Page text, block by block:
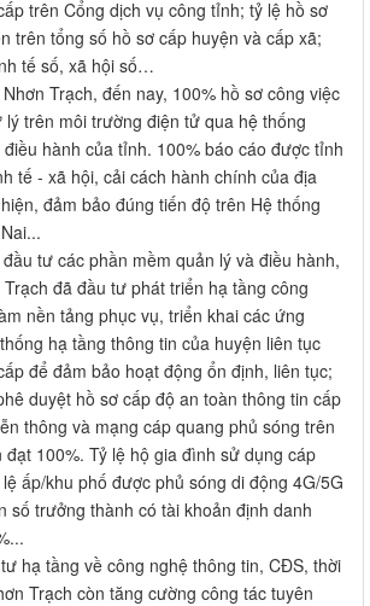
trên Cổng dịch vụ công tỉnh; tỷ lệ hồ sơ
trên tổng số hồ sơ cấp huyện và cấp xã;
tế số, xã hội số…
Trạch, đến nay, 100% hồ sơ công việc
trên môi trường điện tử qua hệ thống
hành của tỉnh. 100% báo cáo được tỉnh
tế - xã hội, cải cách hành chính của địa
đảm bảo đúng tiến độ trên Hệ thống
tư các phần mềm quản lý và điều hành,
đã đầu tư phát triển hạ tầng công
nền tảng phục vụ, triển khai các ứng
hạ tầng thông tin của huyện liên tục
để đảm bảo hoạt động ổn định, liên tục;
duyệt hồ sơ cấp độ an toàn thông tin cấp
thông và mạng cáp quang phủ sóng trên
100%. Tỷ lệ hộ gia đình sử dụng cáp
ấp/khu phố được phủ sóng di động 4G/5G
số trưởng thành có tài khoản định danh
hạ tầng về công nghệ thông tin, CĐS, thời
Trạch còn tăng cường công tác tuyên